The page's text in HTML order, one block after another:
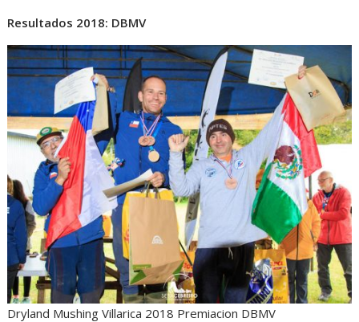
Resultados 2018: DBMV
Dryland Mushing Villarica 2018 Premiacion DBMV